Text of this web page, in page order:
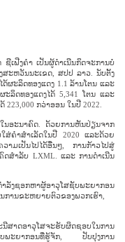
ເຟີງຄຳ ເປັນຜູ້ດຳເນີນກິດຈະການບໍ່
ສະຫວັນນະເຂດ, ສປປ ລາວ. ນັບຕັ້ງ
ດ້ຜະລິດທອງແດງ 1.1 ລ້ານໂຕນ ແລະ
ລິດທອງແດງໄດ້ 5,341 ໂຕນ ແລະ
ກວ່າອອນ ໃນປີ 2022.
ໃນອະນາຄົດ. ດ້ວຍການຫັນປ່ຽນຈາກ
ໃສ່ຄໍາສໍາເລັດໃນປີ 2020 ແລະດ້ວຍ
າມເປັນໄປໄດ້ອື່ນໆ, ການກ້າວໄປສູ່
ສໍາລັບ LXML. ແລະ ການດໍາເນີນ
ງຊອກຫາຜູ້ອາວຸໂສຊັບພະຍາກອນ
ການຂະຫຍາຍຕົວຂອງພວກເຮົາ,
ສາດອາວຸໂສຈະຮັບຜິດຊອບໃນການ
ຊັບພະຍາກອນທີ່ຮູ້ຈັກ, ປັບປຸງການ